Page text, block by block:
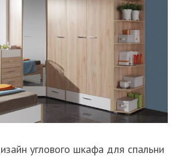
углового шкафа для спальни